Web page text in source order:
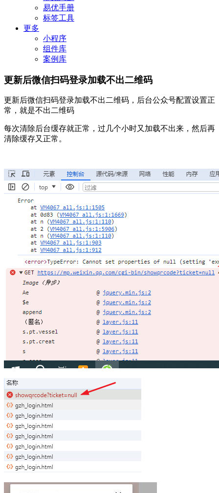
易优手册
标签工具
更多
小程序
组件库
案例库
更新后微信扫码登录加载不出二维码
更新后微信扫码登录加载不出二维码，后台公众号配置设置正
常，就是不出二维码
每次清除后台缓存就正常，过几个小时又加载不出来，然后再
清除缓存又正常。